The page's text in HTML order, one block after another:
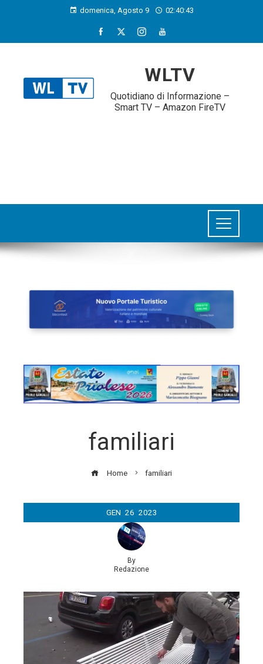
domenica, Agosto 9 02:40:44
WLTV
Quotidiano di Informazione –
Smart TV – Amazon FireTV
familiari
Home familiari
GEN 26 2023
By
Redazione